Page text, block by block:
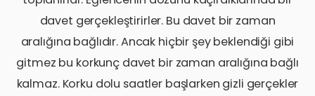
davet gerçekleştirirler. Bu davet bir zaman
aralığına bağlıdır. Ancak hiçbir şey beklendiği gibi
gitmez bu korkunç davet bir zaman aralığına bağlı
kalmaz. Korku dolu saatler başlarken gizli gerçekler